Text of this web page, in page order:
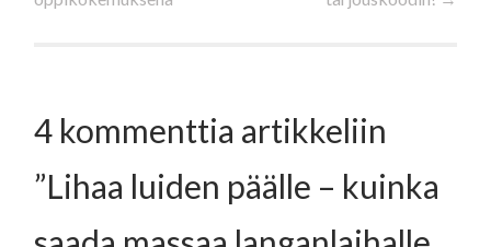
selaus
4 kommenttia artikkeliin
”Lihaa luiden päälle – kuinka